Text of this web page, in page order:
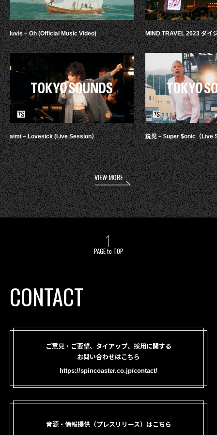
luvis – Oh (Official Music Video)
aimi – Lovesick (Live Session）
MIND TRAVEL 2023 ダイ
鋭児 – $uper $onic（Live
VIEW MORE
PAGE to TOP
CONTACT
ご意見・ご要望、タイアップ、採用に関する
お問い合わせはこちら
https://spincoaster.co.jp/contact/
音源・情報提供（プレスリリース）はこちら